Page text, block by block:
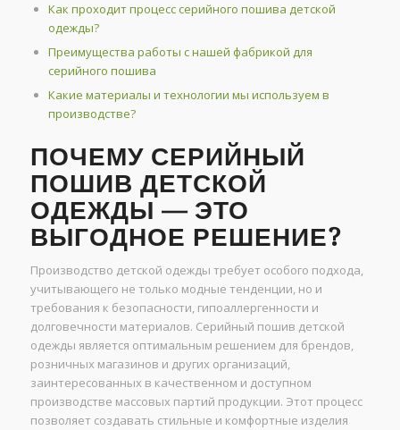
Как проходит процесс серийного пошива детской
одежды?
Преимущества работы с нашей фабрикой для
серийного пошива
Какие материалы и технологии мы используем в
производстве?
ПОЧЕМУ СЕРИЙНЫЙ
ПОШИВ ДЕТСКОЙ
ОДЕЖДЫ — ЭТО
ВЫГОДНОЕ РЕШЕНИЕ?
Производство детской одежды требует особого подхода,
учитывающего не только модные тенденции, но и
требования к безопасности, гипоаллергенности и
долговечности материалов. Серийный пошив детской
одежды является оптимальным решением для брендов,
розничных магазинов и других организаций,
заинтересованных в качественном и доступном
производстве массовых партий продукции. Этот процесс
позволяет создавать стильные и комфортные изделия